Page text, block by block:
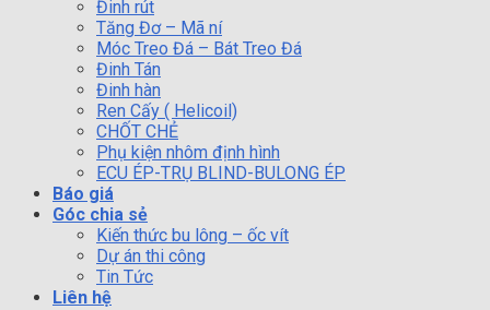
Đinh rút
Tăng Đơ – Mã ní
Móc Treo Đá – Bát Treo Đá
Đinh Tán
Đinh hàn
Ren Cấy ( Helicoil)
CHỐT CHẺ
Phụ kiện nhôm định hình
ECU ÉP-TRỤ BLIND-BULONG ÉP
Báo giá
Góc chia sẻ
Kiến thức bu lông – ốc vít
Dự án thi công
Tin Tức
Liên hệ